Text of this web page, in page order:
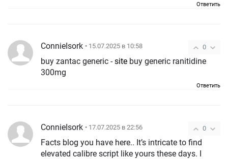
Ответить
0
ConnieIsork • 15.07.2025 в 10:58
buy zantac generic -site buy generic ranitidine
300mg
Ответить
0
ConnieIsork • 17.07.2025 в 22:56
Facts blog you have here.. It’s intricate to find
elevated calibre script like yours these days. I